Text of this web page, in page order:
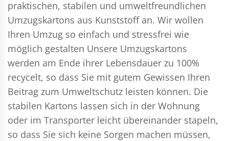
praktischen, stabilen und umweltfreundlichen
Umzugskartons aus Kunststoff an. Wir wollen
Ihren Umzug so einfach und stressfrei wie
möglich gestalten Unsere Umzugskartons
werden am Ende ihrer Lebensdauer zu 100%
recycelt, so dass Sie mit gutem Gewissen Ihren
Beitrag zum Umweltschutz leisten können. Die
stabilen Kartons lassen sich in der Wohnung
oder im Transporter leicht übereinander stapeln,
so dass Sie sich keine Sorgen machen müssen,